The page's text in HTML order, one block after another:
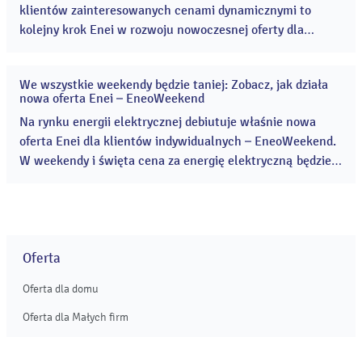
klientów zainteresowanych cenami dynamicznymi to
kolejny krok Enei w rozwoju nowoczesnej oferty dla
dopasować sposób rozliczeń do potrzeb klientów. ...
17
2026
We wszystkie weekendy będzie taniej: Zobacz, jak działa
nowa oferta Enei – EneoWeekend
Na rynku energii elektrycznej debiutuje właśnie nowa
oferta Enei dla klientów indywidualnych – EneoWeekend.
W weekendy i święta cena za energię elektryczną będzie
Oferta
Oferta dla domu
Oferta dla Małych firm